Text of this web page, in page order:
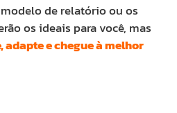
de relatório ou os
os ideais para você, mas
adapte e chegue à melhor